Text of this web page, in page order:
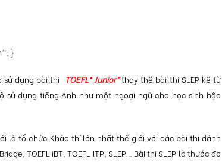
sử dụng bài thi TOEFL® Junior™ thay thế bài thi SLEP kể từ
sử dụng tiếng Anh như một ngoại ngữ cho học sinh bậc
là tổ chức Khảo thí lớn nhất thế giới với các bài thi đánh
TOEFL iBT, TOEFL ITP, SLEP… Bài thi SLEP là thước đo